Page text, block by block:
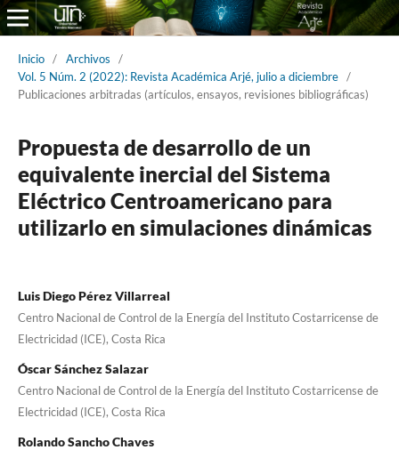
Inicio / Archivos
/
Vol. 5 Núm. 2 (2022): Revista Académica Arjé, julio a diciembre /
Publicaciones arbitradas (artículos, ensayos, revisiones bibliográficas)
Propuesta de desarrollo de un
equivalente inercial del Sistema
Eléctrico Centroamericano para
utilizarlo en simulaciones dinámicas
Luis Diego Pérez Villarreal
Centro Nacional de Control de la Energía del Instituto Costarricense de
Electricidad (ICE), Costa Rica
Óscar Sánchez Salazar
Centro Nacional de Control de la Energía del Instituto Costarricense de
Electricidad (ICE), Costa Rica
Rolando Sancho Chaves